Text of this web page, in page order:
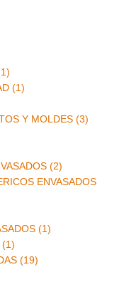
(1)
Y MOLDES (3)
(2)
ENVASADOS
(1)
(1)
(19)